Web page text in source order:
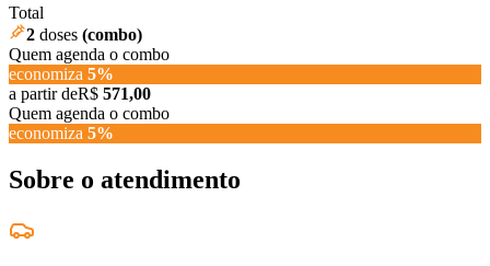
Total
2 doses (combo)
Quem agenda o combo
economiza 5%
a partir deR$ 571,00
Quem agenda o combo
economiza 5%
Sobre o atendimento